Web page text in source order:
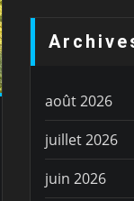
août 2026
juillet 2026
juin 2026